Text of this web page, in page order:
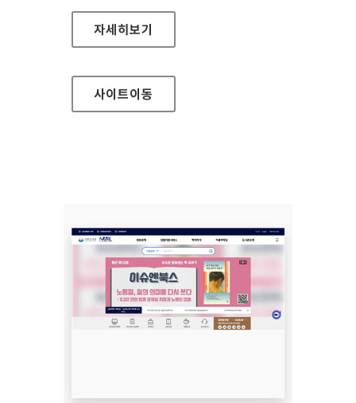
더케이저축은행
자세히보기
사이트이동